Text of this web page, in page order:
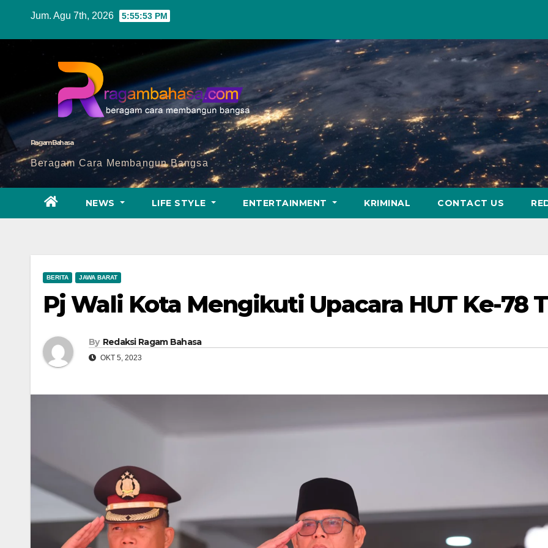
Jum. Agu 7th, 2026 5:55:54 PM
Ragam Bahasa
Beragam Cara Membangun Bangsa
NEWS LIFE STYLE ENTERTAINMENT KRIMINAL CONTACT US
BERITA JAWA BARAT
Pj Wali Kota Mengikuti Upacara HUT Ke-78
By Redaksi Ragam Bahasa
OKT 5, 2023